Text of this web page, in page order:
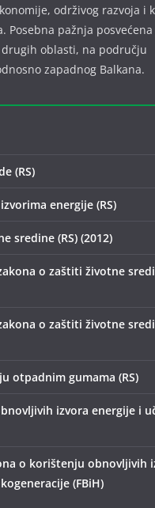
održivog razvoja i
Posebna pažnja posvećena
oblasti, na području
zapadnog Balkana.
(RS)
energije (RS)
sredine (RS) (2012)
o zaštiti životne
o zaštiti životne
otpadnim gumama (RS)
izvora energije i
o korištenju obnovljivih
(FBiH)